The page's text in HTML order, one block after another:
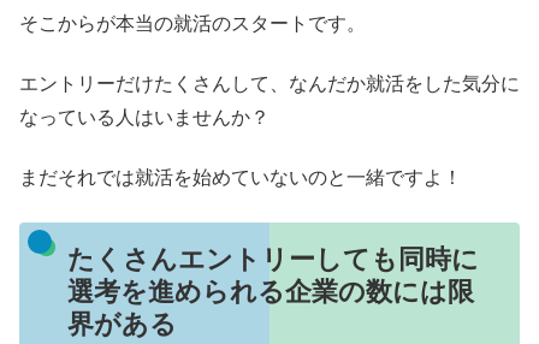
そこからが本当の就活のスタートです。
エントリーだけたくさんして、なんだか就活をした気分に
なっている人はいませんか？
まだそれでは就活を始めていないのと一緒ですよ！
たくさんエントリーしても同時に
選考を進められる企業の数には限
界がある